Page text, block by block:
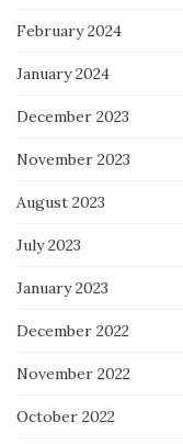
February 2024
January 2024
December 2023
November 2023
August 2023
July 2023
January 2023
December 2022
November 2022
October 2022